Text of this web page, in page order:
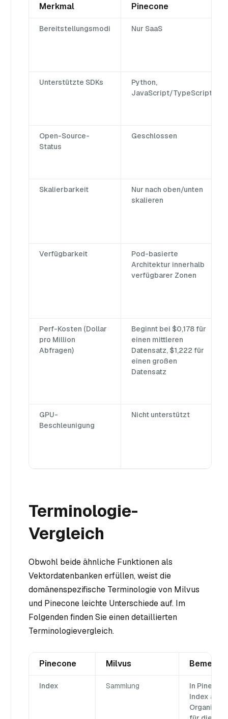
Merkmal Pinecone
Bereitstellungsmodi Nur SaaS
Unterstützte SDKs
Python,
JavaScript/TypeScript
Open-Source-
Status
Geschlossen
Skalierbarkeit
Nur nach oben/unten
skalieren
Verfügbarkeit
Pod-basierte
Architektur innerhalb
verfügbarer Zonen
Perf-Kosten (Dollar
pro Million
Abfragen)
Beginnt bei $0,178 für
einen mittleren
Datensatz, $1,222 für
einen großen
Datensatz
GPU-
Beschleunigung
Nicht unterstützt
Terminologie-
Vergleich
Obwohl beide ähnliche Funktionen als
Vektordatenbanken erfüllen, weist die
domänenspezifische Terminologie von Milvus
und Pinecone leichte Unterschiede auf. Im
Folgenden finden Sie einen detaillierten
Terminologievergleich.
Pinecone Milvus
Index Sammlung
In
Index als